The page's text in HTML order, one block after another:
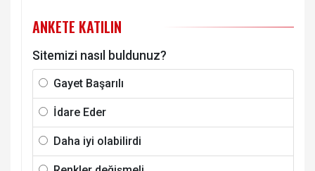
ANKETE KATILIN
Sitemizi nasıl buldunuz?
Gayet Başarılı
İdare Eder
Daha iyi olabilirdi